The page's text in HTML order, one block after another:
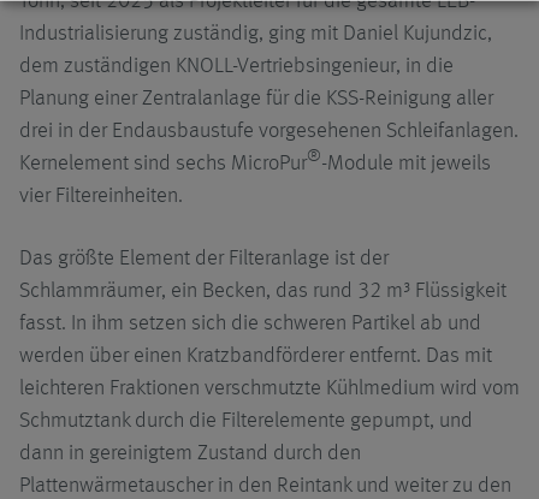
Industrialisierung zuständig, ging mit Daniel Kujundzic,
dem zuständigen KNOLL-Vertriebsingenieur, in die
Planung einer Zentralanlage für die KSS-Reinigung aller
drei in der Endausbaustufe vorgesehenen Schleifanlagen.
Kernelement sind sechs MicroPur®-Module mit jeweils
vier Filtereinheiten.
Das größte Element der Filteranlage ist der
Schlammräumer, ein Becken, das rund 32 m³ Flüssigkeit
fasst. In ihm setzen sich die schweren Partikel ab und
werden über einen Kratzbandförderer entfernt. Das mit
leichteren Fraktionen verschmutzte Kühlmedium wird vom
Schmutztank durch die Filterelemente gepumpt, und
dann in gereinigtem Zustand durch den
Plattenwärmetauscher in den Reintank und weiter zu den